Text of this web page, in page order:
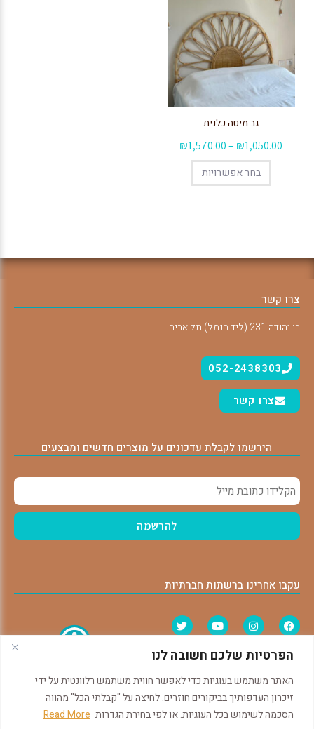
הפרטיות שלכם חשובה לנו
האתר משתמש בעוגיות כדי לאפשר חווית משתמש רלוונטית על ידי
זיכרון העדפותיך בביקורים חוזרים. לחיצה על "קבלתי הכל" מהווה
הסכמה לשימוש בכל העוגיות. או לפי בחירת הגדרות Read More
גב מיטה כלנית
₪1,050.00
–
₪1,570.00
בחר אפשרויות
צרו קשר
בן יהודה 231 (ליד הנמל) תל אביב
052-2438303
צרו קשר
הירשמו לקבלת עדכונים על מוצרים חדשים ומבצעים
עקבו אחרינו ברשתות חברתיות
תנאי שימוש ותקנון
הצהרת נגישות